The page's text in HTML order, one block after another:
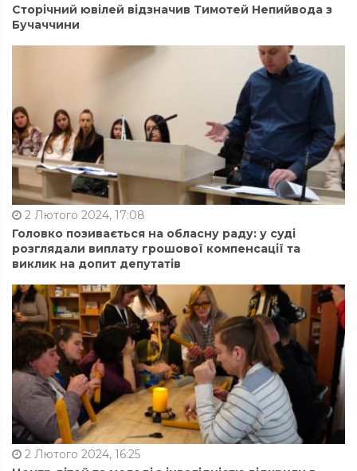
Сторічний ювілей відзначив Тимотей Непийвода з
Бучаччини
2 Лютого 2024, 17:08
Головко позивається на обласну раду: у суді
розглядали виплату грошової компенсації та
виклик на допит депутатів
2 Лютого 2024, 16:25